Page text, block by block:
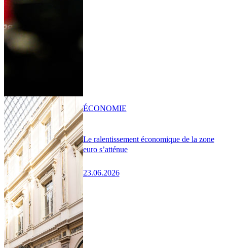
Le ralentissement économique de la zone
euro s’atténue
23.06.2026
ÉCONOMIE